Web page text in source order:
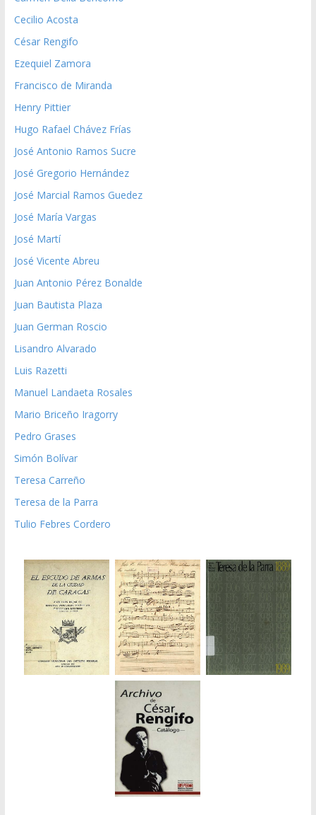
Cecilio Acosta
César Rengifo
Ezequiel Zamora
Francisco de Miranda
Henry Pittier
Hugo Rafael Chávez Frías
José Antonio Ramos Sucre
José Gregorio Hernández
José Marcial Ramos Guedez
José María Vargas
José Martí
José Vicente Abreu
Juan Antonio Pérez Bonalde
Juan Bautista Plaza
Juan German Roscio
Lisandro Alvarado
Luis Razetti
Manuel Landaeta Rosales
Mario Briceño Iragorry
Pedro Grases
Simón Bolívar
Teresa Carreño
Teresa de la Parra
Tulio Febres Cordero